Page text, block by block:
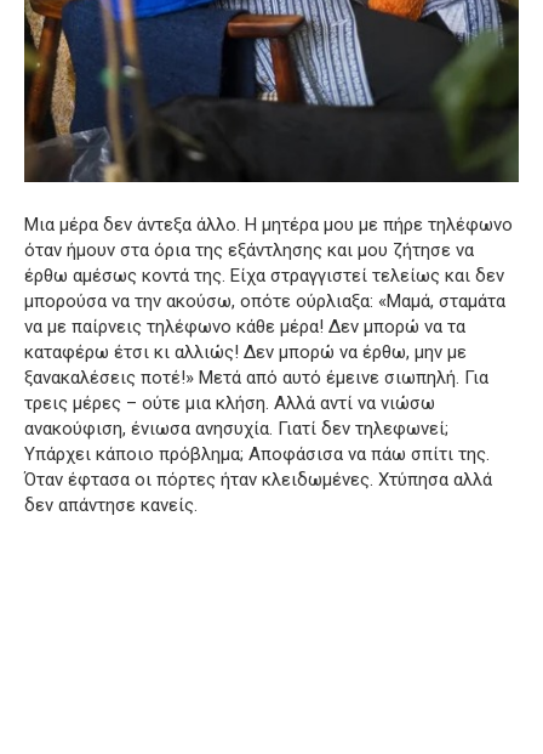
Μια μέρα δεν άντεξα άλλο. Η μητέρα μου με πήρε τηλέφωνο
όταν ήμουν στα όρια της εξάντλησης και μου ζήτησε να
έρθω αμέσως κοντά της. Είχα στραγγιστεί τελείως και δεν
μπορούσα να την ακούσω, οπότε ούρλιαξα: «Μαμά, σταμάτα
να με παίρνεις τηλέφωνο κάθε μέρα! Δεν μπορώ να τα
καταφέρω έτσι κι αλλιώς! Δεν μπορώ να έρθω, μην με
ξανακαλέσεις ποτέ!» Μετά από αυτό έμεινε σιωπηλή. Για
τρεις μέρες – ούτε μια κλήση. Αλλά αντί να νιώσω
ανακούφιση, ένιωσα ανησυχία. Γιατί δεν τηλεφωνεί;
Υπάρχει κάποιο πρόβλημα; Αποφάσισα να πάω σπίτι της.
Όταν έφτασα οι πόρτες ήταν κλειδωμένες. Χτύπησα αλλά
δεν απάντησε κανείς.